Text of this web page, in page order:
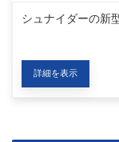
シュナイダーの新
詳細を表示